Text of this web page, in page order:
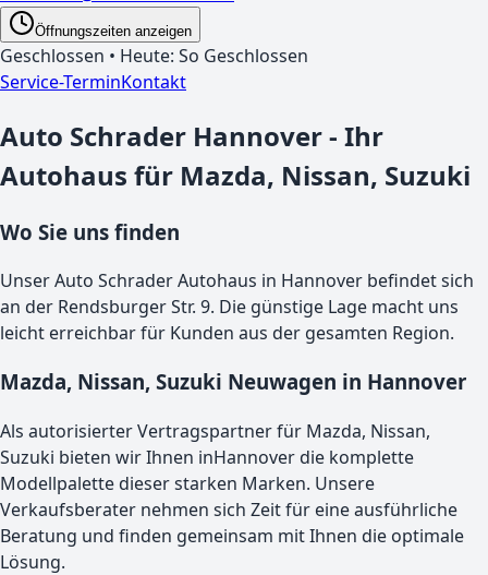
Öffnungszeiten anzeigen
Geschlossen • Heute: So Geschlossen
Service-TerminKontakt
Auto Schrader Hannover- Ihr
Autohaus für Mazda, Nissan, Suzuki
Wo Sie uns finden
Unser Auto Schrader Autohaus in Hannover befindet sich
an der Rendsburger Str. 9. Die günstige Lage macht uns
leicht erreichbar für Kunden aus der gesamten Region.
Mazda, Nissan, Suzuki Neuwagen in Hannover
Als autorisierter Vertragspartner für Mazda, Nissan,
Suzuki bieten wir Ihnen inHannoverdie komplette
Modellpalette dieser starken Marken. Unsere
Verkaufsberater nehmen sich Zeit für eine ausführliche
Beratung und finden gemeinsam mit Ihnen die optimale
Lösung.